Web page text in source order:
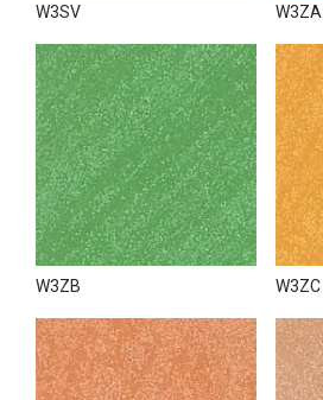
W3SV W3ZA
W3ZB W3ZC